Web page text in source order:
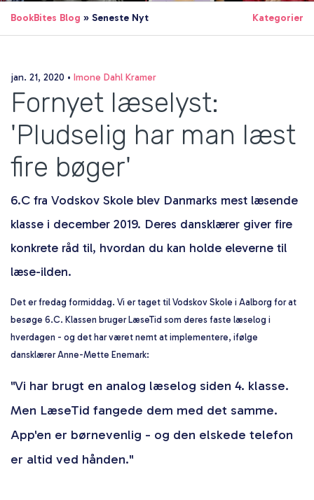
BookBites Blog » Seneste Nyt Kategorier
jan. 21, 2020 • Imone Dahl Kramer
Fornyet læselyst:
'Pludselig har man læst
fire bøger'
6.C fra Vodskov Skole blev Danmarks mest læsende
klasse i december 2019. Deres dansklærer giver fire
konkrete råd til, hvordan du kan holde eleverne til
læse-ilden.
Det er fredag formiddag. Vi er taget til Vodskov Skole i Aalborg for at
besøge 6.C. Klassen bruger LæseTid som deres faste læselog i
hverdagen - og det har været nemt at implementere, ifølge
dansklærer Anne-Mette Enemark:
"Vi har brugt en analog læselog siden 4. klasse.
Men LæseTid fangede dem med det samme.
App'en er børnevenlig - og den elskede telefon
er altid ved hånden."